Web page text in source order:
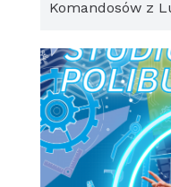
Komandosów z